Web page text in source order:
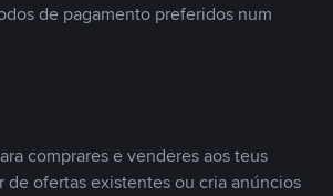
de pagamento preferidos num
comprares e venderes aos teus
ofertas existentes ou cria anúncios